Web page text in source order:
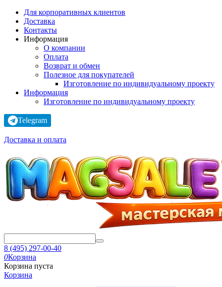
Для корпоративных клиентов
Доставка
Контакты
Информация
О компании
Оплата
Возврат и обмен
Полезное для покупателей
Изготовление по индивидуальному проекту
Информация
Изготовление по индивидуальному проекту
Telegram
Доставка и оплата
8 (495) 297-00-40
0Корзина
Корзина пуста
Корзина